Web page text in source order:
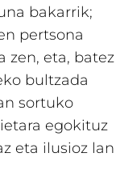
bakarrik;
pertsona
zen, eta, batez
bultzada
sortuko
egokituz
eta ilusioz lan